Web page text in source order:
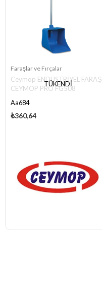
TÜKENDI
Faraşlar ve Fırçalar
Ceymop ENDÜSTRİYEL FARAŞ
CEYMOP PRO FG508
Aa684
₺360,64